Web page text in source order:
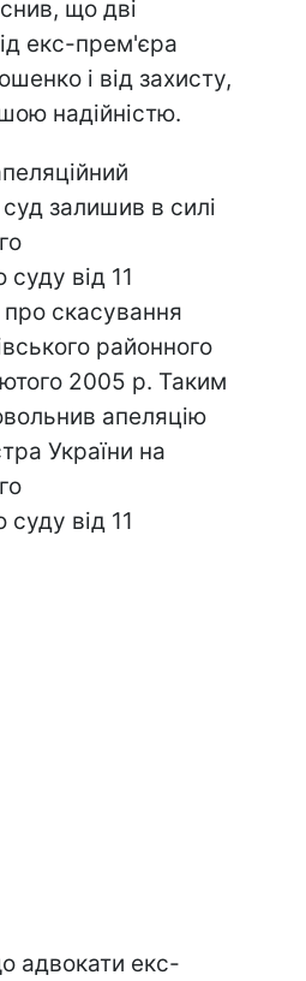
що дві
екс-прем'єра
і від захисту,
надійністю.
залишив в силі
суду від 11
скасування
районного
2005 р. Таким
апеляцію
України на
суду від 11
адвокати екс-